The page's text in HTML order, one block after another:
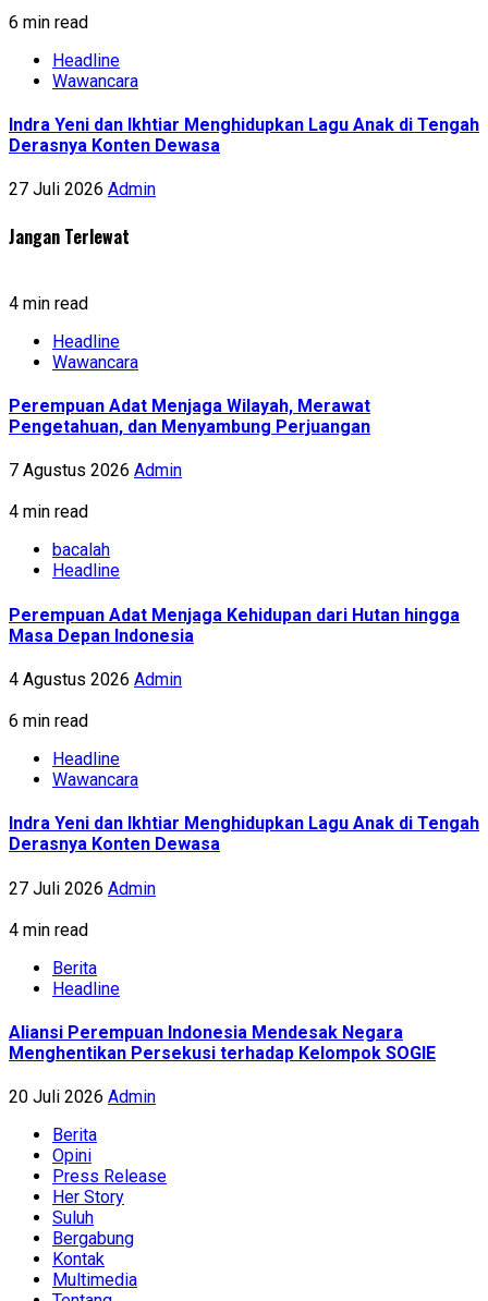
6 min read
Headline
Wawancara
Indra Yeni dan Ikhtiar Menghidupkan Lagu Anak di Tengah
Derasnya Konten Dewasa
27 Juli 2026 Admin
Jangan Terlewat
4 min read
Headline
Wawancara
Perempuan Adat Menjaga Wilayah, Merawat
Pengetahuan, dan Menyambung Perjuangan
7 Agustus 2026 Admin
4 min read
bacalah
Headline
Perempuan Adat Menjaga Kehidupan dari Hutan hingga
Masa Depan Indonesia
4 Agustus 2026 Admin
6 min read
Headline
Wawancara
Indra Yeni dan Ikhtiar Menghidupkan Lagu Anak di Tengah
Derasnya Konten Dewasa
27 Juli 2026 Admin
4 min read
Berita
Headline
Aliansi Perempuan Indonesia Mendesak Negara
Menghentikan Persekusi terhadap Kelompok SOGIE
20 Juli 2026 Admin
Berita
Opini
Press Release
Her Story
Suluh
Bergabung
Kontak
Multimedia